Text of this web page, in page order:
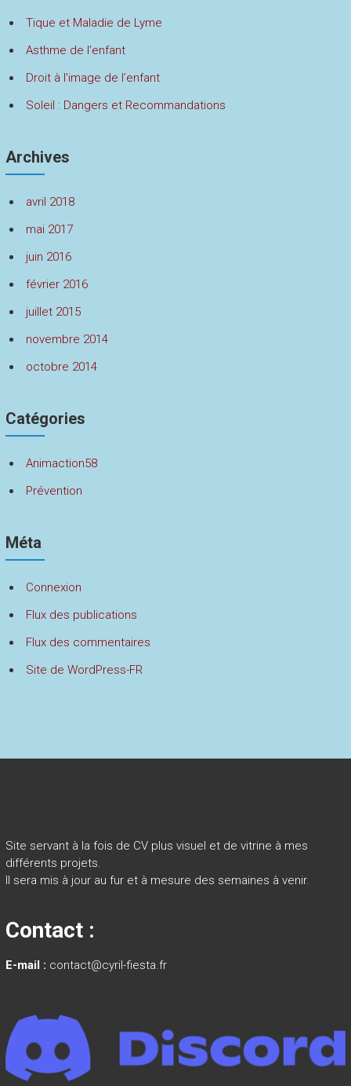
Tique et Maladie de Lyme
Asthme de l’enfant
Droit à l’image de l’enfant
Soleil : Dangers et Recommandations
Archives
avril 2018
mai 2017
juin 2016
février 2016
juillet 2015
novembre 2014
octobre 2014
Catégories
Animaction58
Prévention
Méta
Connexion
Flux des publications
Flux des commentaires
Site de WordPress-FR
Site servant à la fois de CV plus visuel et de vitrine à mes
différents projets.
Il sera mis à jour au fur et à mesure des semaines à venir.
Contact :
E-mail : contact@cyril-fiesta.fr